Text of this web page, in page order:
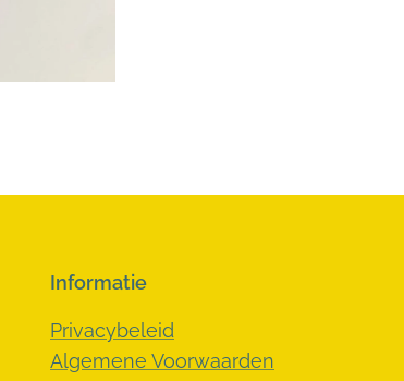
Informatie
Privacybeleid
Algemene Voorwaarden